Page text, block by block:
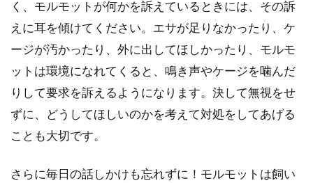
く、モルモットが何かを訴えているときには、その訴
えに耳を傾けてください。エサが足りなかったり、ケ
ージが汚かったり、外に出してほしかったり、モルモ
ットは環境になれてくると、鳴き声やケージを噛んだ
りして要求を訴えるようになります。決して無視をせ
ずに、どうしてほしいのかを考えて対処をしてあげる
ことも大切です。
さらに毎日の話しかけも忘れずに！モルモットは飼い